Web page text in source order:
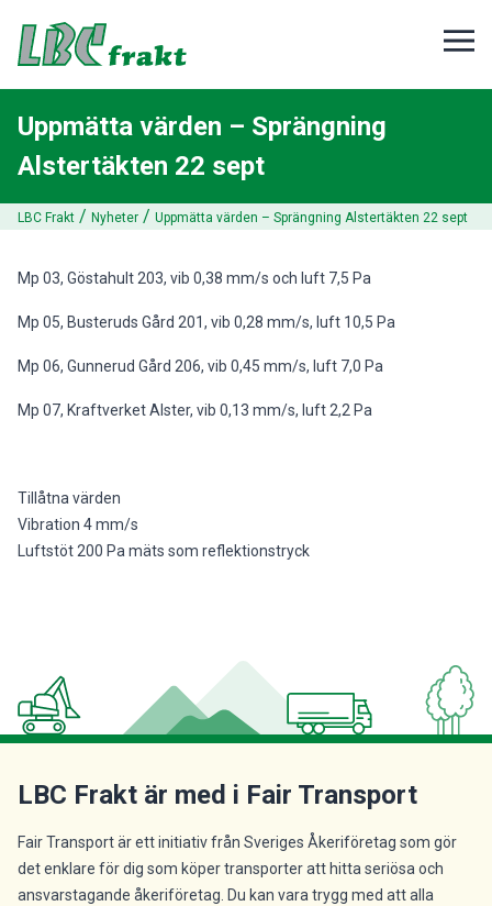
Uppmätta värden – Sprängning
Alstertäkten 22 sept
LBC Frakt / Nyheter / Uppmätta värden – Sprängning Alstertäkten 22 sept
Mp 03, Göstahult 203, vib 0,38 mm/s och luft 7,5 Pa
Mp 05, Busteruds Gård 201, vib 0,28 mm/s, luft 10,5 Pa
Mp 06, Gunnerud Gård 206, vib 0,45 mm/s, luft 7,0 Pa
Mp 07, Kraftverket Alster, vib 0,13 mm/s, luft 2,2 Pa
Tillåtna värden
Vibration 4 mm/s
Luftstöt 200 Pa mäts som reflektionstryck
LBC Frakt är med i Fair Transport
Fair Transport är ett initiativ från Sveriges Åkeriföretag som gör
det enklare för dig som köper transporter att hitta seriösa och
ansvarstagande åkeriföretag. Du kan vara trygg med att alla